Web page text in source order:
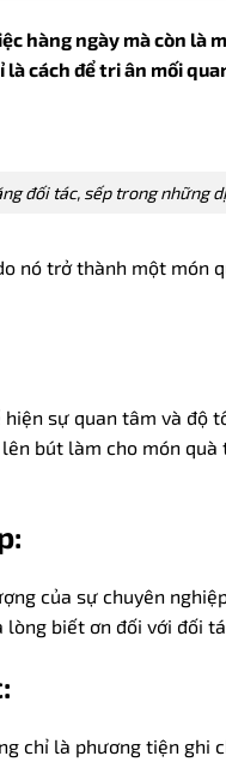
hàng ngày mà còn là
cách để tri ân mối
đối tác, sếp trong những
nó trở thành một món
sự quan tâm và độ
bút làm cho món
của sự chuyên
biết ơn đối với đối
chỉ là phương tiện ghi